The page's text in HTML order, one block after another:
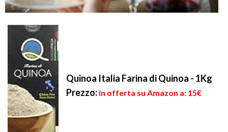
Quinoa Italia Farina di Quinoa - 1Kg
Prezzo: in offerta su Amazon a: 15€